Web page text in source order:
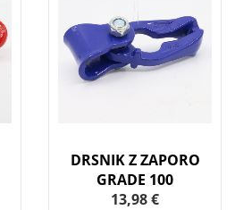
DRSNIK Z ZAPORO
GRADE 100
13,98 €